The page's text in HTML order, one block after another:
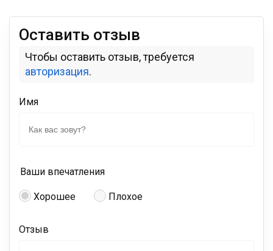
Оставить отзыв
Чтобы оставить отзыв, требуется
авторизация.
Имя
Ваши впечатления
Хорошее Плохое
Отзыв